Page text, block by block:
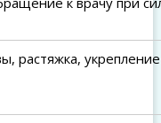
растяжка,